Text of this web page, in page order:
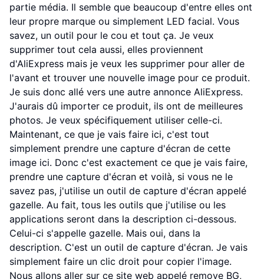
partie média. Il semble que beaucoup d'entre elles ont
leur propre marque ou simplement LED facial. Vous
savez, un outil pour le cou et tout ça. Je veux
supprimer tout cela aussi, elles proviennent
d'AliExpress mais je veux les supprimer pour aller de
l'avant et trouver une nouvelle image pour ce produit.
Je suis donc allé vers une autre annonce AliExpress.
J'aurais dû importer ce produit, ils ont de meilleures
photos. Je veux spécifiquement utiliser celle-ci.
Maintenant, ce que je vais faire ici, c'est tout
simplement prendre une capture d'écran de cette
image ici. Donc c'est exactement ce que je vais faire,
prendre une capture d'écran et voilà, si vous ne le
savez pas, j'utilise un outil de capture d'écran appelé
gazelle. Au fait, tous les outils que j'utilise ou les
applications seront dans la description ci-dessous.
Celui-ci s'appelle gazelle. Mais oui, dans la
description. C'est un outil de capture d'écran. Je vais
simplement faire un clic droit pour copier l'image.
Nous allons aller sur ce site web appelé remove BG,